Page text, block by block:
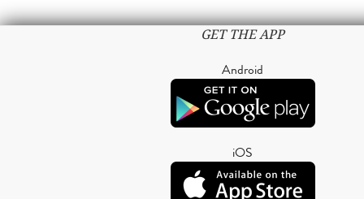
GET THE APP
Android
iOS